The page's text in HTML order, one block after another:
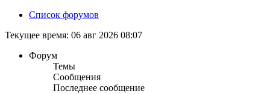
Список форумов
Текущее время: 06 авг 2026 08:07
Форум
Темы
Сообщения
Последнее сообщение